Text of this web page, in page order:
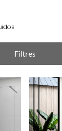
Filtres